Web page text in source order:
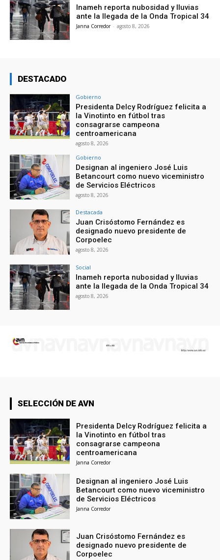
Inameh reporta nubosidad y lluvias
ante la llegada de la Onda Tropical 34
Janna Corredor - agosto 8, 2026
DESTACADO
Gobierno
Presidenta Delcy Rodríguez felicita a
la Vinotinto en fútbol tras
consagrarse campeona
centroamericana
agosto 8, 2026
Gobierno
Designan al ingeniero José Luis
Betancourt como nuevo viceministro
de Servicios Eléctricos
agosto 8, 2026
Destacada
Juan Crisóstomo Fernández es
designado nuevo presidente de
Corpoelec
agosto 8, 2026
Social
Inameh reporta nubosidad y lluvias
ante la llegada de la Onda Tropical 34
agosto 8, 2026
SELECCIÓN DE AVN
Presidenta Delcy Rodríguez felicita a
la Vinotinto en fútbol tras
consagrarse campeona
centroamericana
Janna Corredor
Designan al ingeniero José Luis
Betancourt como nuevo viceministro
de Servicios Eléctricos
Janna Corredor
Juan Crisóstomo Fernández es
designado nuevo presidente de
Corpoelec